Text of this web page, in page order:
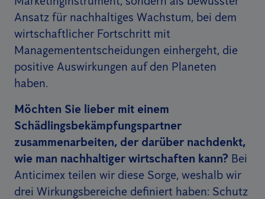
Ansatz für nachhaltiges Wachstum, bei dem
wirtschaftlicher Fortschritt mit
Managemententscheidungen einhergeht, die
positive Auswirkungen auf den Planeten
haben.
Möchten Sie lieber mit einem
Schädlingsbekämpfungspartner
zusammenarbeiten, der darüber nachdenkt,
wie man nachhaltiger wirtschaften kann? Bei
Anticimex teilen wir diese Sorge, weshalb wir
drei Wirkungsbereiche definiert haben: Schutz